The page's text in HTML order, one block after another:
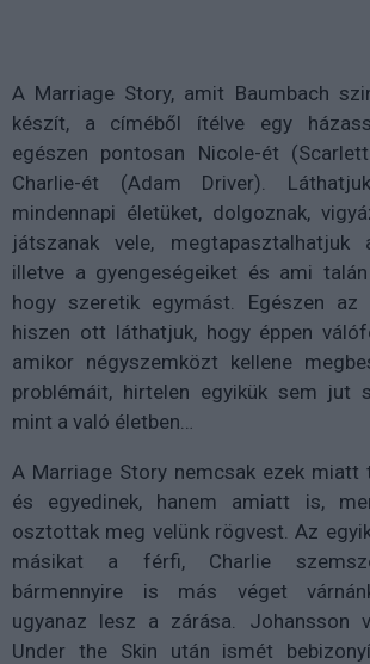
A Marriage Story, amit Baumbach
készít, a címéből ítélve egy
egészen pontosan Nicole-ét
Charlie-ét (Adam Driver).
mindennapi életüket, dolgoznak,
játszanak vele, megtapasztalhatjuk
illetve a gyengeségeiket és ami
hogy szeretik egymást. Egészen az
hiszen ott láthatjuk, hogy éppen
amikor négyszemközt kellene
problémáit, hirtelen egyikük sem jut
mint a való életben…
A Marriage Story nemcsak ezek miatt
és egyedinek, hanem amiatt is,
osztottak meg velünk rögvest. Az
másikat a férfi, Charlie
bármennyire is más véget
ugyanaz lesz a zárása. Johansson
Under the Skin után ismét